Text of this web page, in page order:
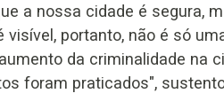
a nossa cidade é segura,
portanto, não é só
da criminalidade na
foram praticados",